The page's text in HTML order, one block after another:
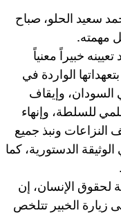
سعيد الحلو، صباح
مهمته.
خبيراً معنياً
الواردة في
الإنسان في السودان، وإيقاف
للسلطة، وإنهاء
المسلح لوقف النزاعات ونبذ جميع
الدستورية، كما
لحقوق الإنسان، إن
زيارة الخبير تتلخص